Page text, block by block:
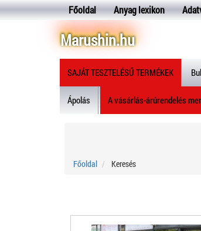
Főoldal Anyag lexikon
Marushin.hu
SAJÁT TESZTELÉSŰ TERMÉKEK
Ápolás A vásárlás-árúrendelés
Főoldal Keresés